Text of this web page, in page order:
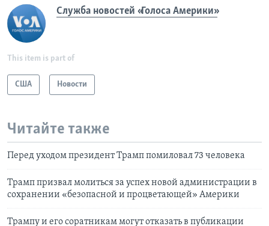
Служба новостей «Голоса Америки»
This item is part of
США Новости
Читайте также
Перед уходом президент Трамп помиловал 73 человека
Трамп призвал молиться за успех новой администрации в
сохранении «безопасной и процветающей» Америки
Трампу и его соратникам могут отказать в публикации